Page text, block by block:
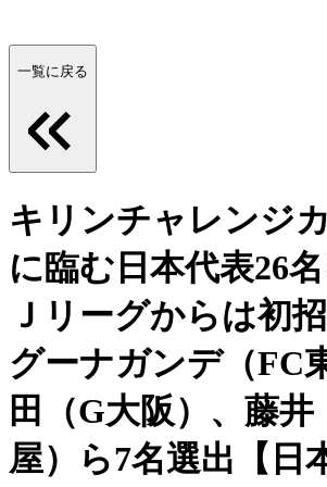
一覧に戻る
キリンチャレンジ
に臨む日本代表26名
Ｊリーグからは初
グーナガンデ（FC
田（G大阪）、藤井
屋）ら7名選出【日